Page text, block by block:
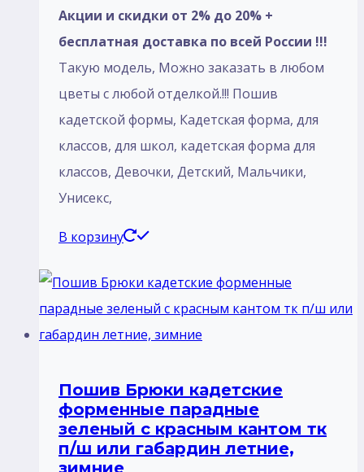
Акции и скидки от 2% до 20% +
бесплатная доставка по всей России !!!
Такую модель, Mожно заказать в любом
цветы с любой отделкой.!!! Пошив
кадетской формы, Кадетская форма, для
классов, для школ, кадетская форма для
классов, Девочки, Детский, Мальчики,
Унисекс,
В корзину
Пошив Брюки кадетские
форменные парадные
зеленый с красным кантом тк
п/ш или габардин летние,